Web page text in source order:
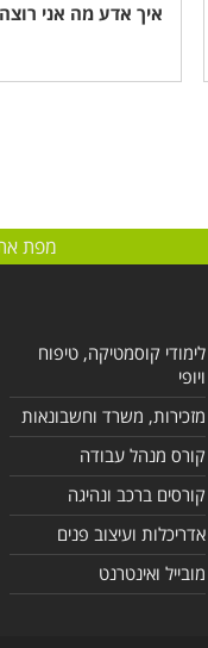
איך אדע מה אני
מפת
לימודי קוסמטיקה, טיפוח
ויופי
מזכירות, משרד וחשבונאות
קורס מנהל עבודה
קורסים ברכב ונהיגה
אדריכלות ועיצוב פנים
מובייל ואינטרנט